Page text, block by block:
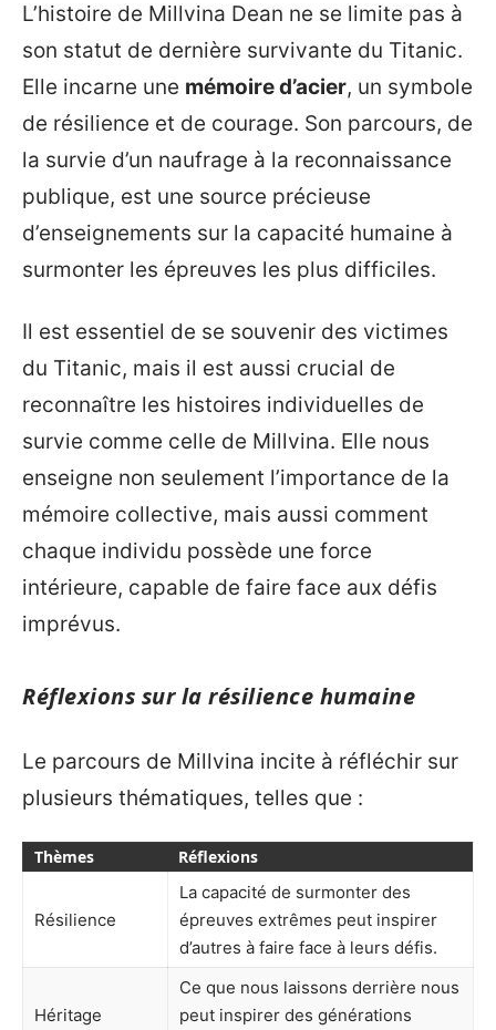
L’histoire de Millvina Dean ne se limite pas à
son statut de dernière survivante du Titanic.
Elle incarne une mémoire d’acier, un symbole
de résilience et de courage. Son parcours, de
la survie d’un naufrage à la reconnaissance
publique, est une source précieuse
d’enseignements sur la capacité humaine à
surmonter les épreuves les plus difficiles.
Il est essentiel de se souvenir des victimes
du Titanic, mais il est aussi crucial de
reconnaître les histoires individuelles de
survie comme celle de Millvina. Elle nous
enseigne non seulement l’importance de la
mémoire collective, mais aussi comment
chaque individu possède une force
intérieure, capable de faire face aux défis
imprévus.
Réflexions sur la résilience humaine
Le parcours de Millvina incite à réfléchir sur
plusieurs thématiques, telles que :
Thèmes Réflexions
Résilience
La capacité de surmonter des
épreuves extrêmes peut inspirer
d’autres à faire face à leurs défis.
Héritage
Ce que nous laissons derrière nous
peut inspirer des générations